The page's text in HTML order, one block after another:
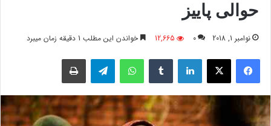
حوالی پاییز
نوامبر 1, 2018 0
12,665 خواندن این مطلب 1 دقیقه زمان میبرد
فیسبوک لینکدین واتس آپ